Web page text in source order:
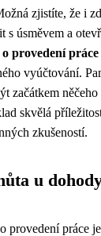
zjistíte, že i
s úsměvem a
provedení práce
vyúčtování.
začátkem
skvělá
zkušeností.
u
provedení práce